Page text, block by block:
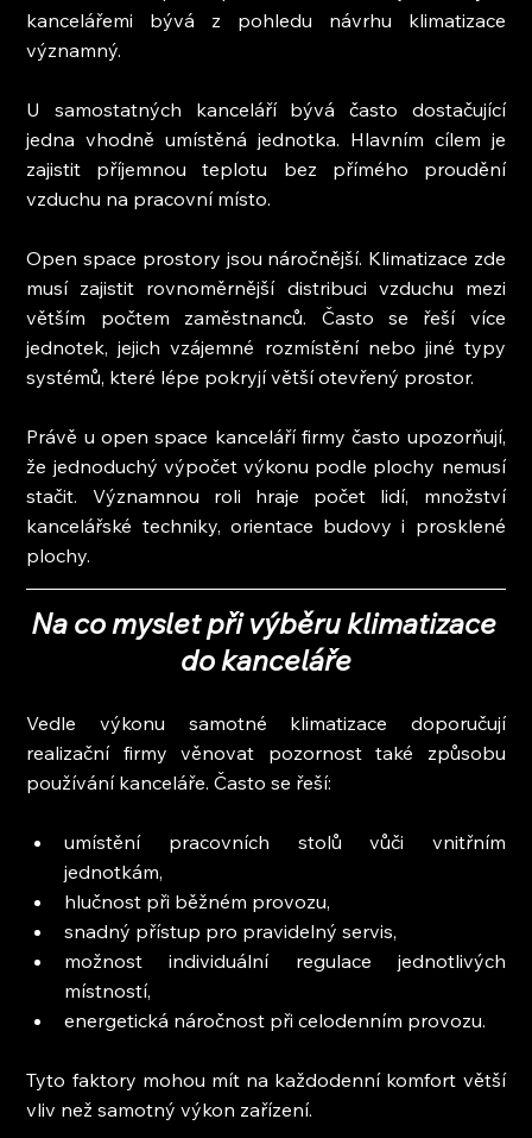
kancelářemi bývá z pohledu návrhu klimatizace
významný.
U samostatných kanceláří bývá často dostačující
jedna vhodně umístěná jednotka. Hlavním cílem je
zajistit příjemnou teplotu bez přímého proudění
vzduchu na pracovní místo.
Open space prostory jsou náročnější. Klimatizace zde
musí zajistit rovnoměrnější distribuci vzduchu mezi
větším počtem zaměstnanců. Často se řeší více
jednotek, jejich vzájemné rozmístění nebo jiné typy
systémů, které lépe pokryjí větší otevřený prostor.
Právě u open space kanceláří firmy často upozorňují,
že jednoduchý výpočet výkonu podle plochy nemusí
stačit. Významnou roli hraje počet lidí, množství
kancelářské techniky, orientace budovy i prosklené
plochy.
Na co myslet při výběru klimatizace
do kanceláře
Vedle výkonu samotné klimatizace doporučují
realizační firmy věnovat pozornost také způsobu
používání kanceláře. Často se řeší:
umístění pracovních stolů vůči vnitřním
jednotkám,
hlučnost při běžném provozu,
snadný přístup pro pravidelný servis,
možnost individuální regulace jednotlivých
místností,
energetická náročnost při celodenním provozu.
Tyto faktory mohou mít na každodenní komfort větší
vliv než samotný výkon zařízení.